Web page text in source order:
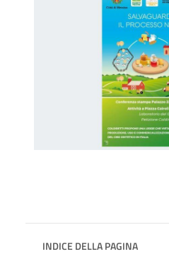
INDICE DELLA PAGINA